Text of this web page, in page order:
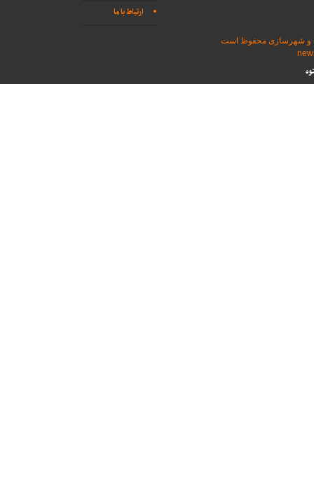
ارتباط با ما
و شهرسازی محفوظ است